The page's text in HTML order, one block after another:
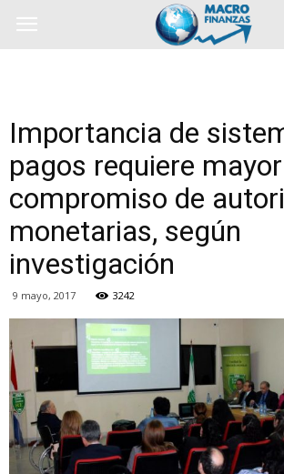
Importancia de
pagos requiere mayor
compromiso de
monetarias, según
investigación
9 mayo, 2017 3242